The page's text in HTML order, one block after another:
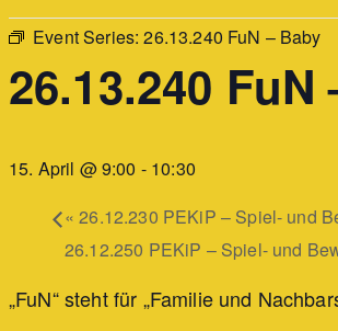
Event Series:26.13.240 FuN – Baby
26.13.240 FuN
15. April @ 9:00 - 10:30
« 26.12.230 PEKiP – Spiel- und
26.12.250 PEKiP – Spiel- und
„FuN“ steht für „Familie und